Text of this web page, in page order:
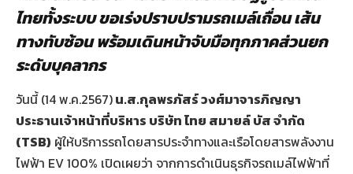
ไทยทั้งระบบ ขอเร่งปราบปรามรถเมล์เถื่อน เส้น
ทางทับซ้อน พร้อมเดินหน้าจับมือทุกภาคส่วนยก
ระดับบุคลากร
วันนี้ (14 พ.ค.2567)น.ส.กุลพรภัสร์ วงศ์มาจารภิญญา
ประธานเจ้าหน้าที่บริหาร บริษัท ไทย สมายล์ บัส จำกัด
(TSB) ผู้ให้บริการรถโดยสารประจำทางและเรือโดยสารพลังงาน
ไฟฟ้า EV 100% เปิดเผยว่า จากการดำเนินธุรกิจรถเมล์ไฟฟ้าที่